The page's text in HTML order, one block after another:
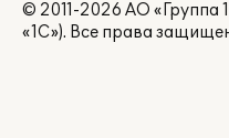
© 2011-2026 АО
«1С»). Все права